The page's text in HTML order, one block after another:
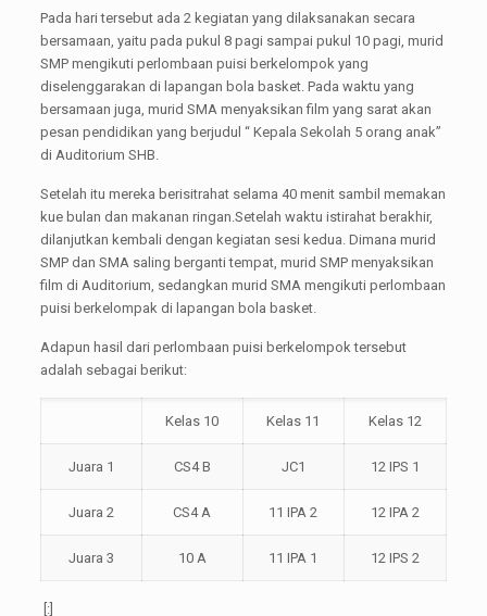
Pada hari tersebut ada 2 kegiatan yang dilaksanakan secara
bersamaan, yaitu pada pukul 8 pagi sampai pukul 10 pagi, murid
SMP mengikuti perlombaan puisi berkelompok yang
diselenggarakan di lapangan bola basket. Pada waktu yang
bersamaan juga, murid SMA menyaksikan film yang sarat akan
pesan pendidikan yang berjudul “ Kepala Sekolah 5 orang anak”
di Auditorium SHB.
Setelah itu mereka berisitrahat selama 40 menit sambil memakan
kue bulan dan makanan ringan.Setelah waktu istirahat berakhir,
dilanjutkan kembali dengan kegiatan sesi kedua. Dimana murid
SMP dan SMA saling berganti tempat, murid SMP menyaksikan
film di Auditorium, sedangkan murid SMA mengikuti perlombaan
puisi berkelompak di lapangan bola basket.
Adapun hasil dari perlombaan puisi berkelompok tersebut
adalah sebagai berikut:
Kelas 10 Kelas 11 Kelas 12
Juara 1 CS4 B JC1 12 IPS 1
Juara 2 CS4 A 11 IPA 2 12 IPA 2
Juara 3 10 A 11 IPA 1 12 IPS 2
[:]